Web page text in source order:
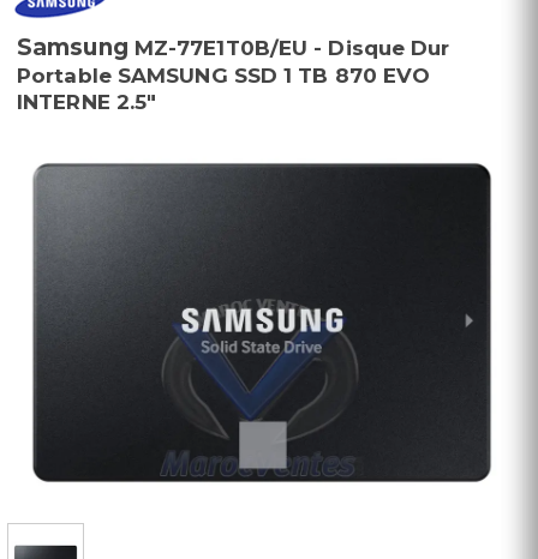
Samsung MZ-77E1T0B/EU - Disque Dur
Portable SAMSUNG SSD 1 TB 870 EVO
INTERNE 2.5"